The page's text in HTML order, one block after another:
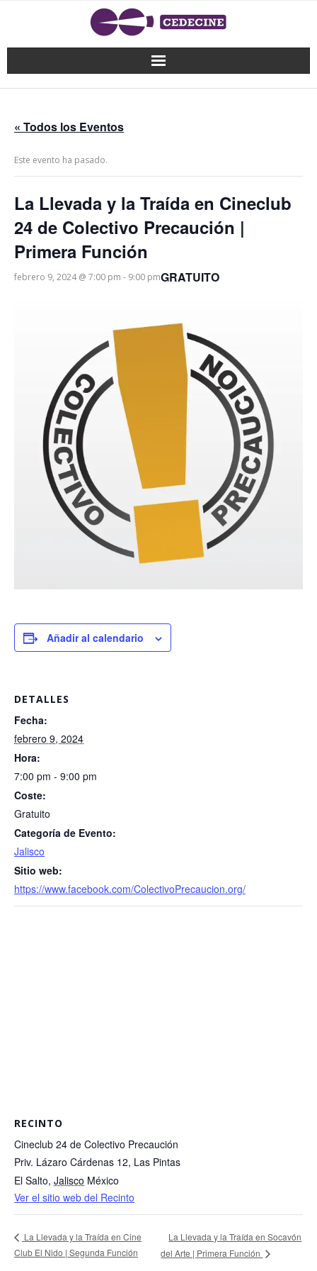
« Todos los Eventos
Este evento ha pasado.
La Llevada y la Traída en Cineclub
24 de Colectivo Precaución |
Primera Función
febrero 9, 2024 @ 7:00 pm - 9:00 pmGRATUITO
Añadir al calendario
DETALLES
Fecha:
febrero 9, 2024
Hora:
7:00 pm - 9:00 pm
Coste:
Gratuito
Categoría de Evento:
Jalisco
Sitio web:
https://www.facebook.com/ColectivoPrecaucion.org/
RECINTO
Cineclub 24 de Colectivo Precaución
Priv. Lázaro Cárdenas 12, Las Pintas
El Salto, Jalisco México
Ver el sitio web del Recinto
La Llevada y la Traída en Cine
Club El Nido | Segunda Función
La Llevada y la Traída en Socavón
del Arte | Primera Función